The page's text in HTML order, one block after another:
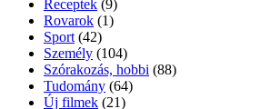
Receptek (9)
Rovarok (1)
Sport (42)
Személy (104)
Szórakozás, hobbi (88)
Tudomány (64)
Új filmek (21)